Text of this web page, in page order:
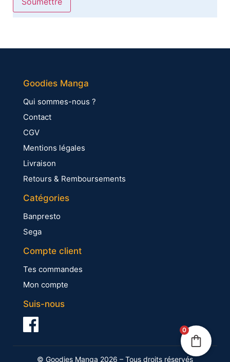
Goodies Manga
Qui sommes-nous ?
Contact
CGV
Mentions légales
Livraison
Retours & Remboursements
Catégories
Banpresto
Sega
Compte client
Tes commandes
Mon compte
Suis-nous
© Goodies Manga 2026 – Tous droits réservés
0